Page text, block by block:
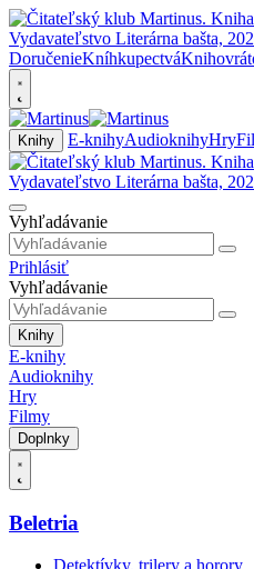
DoručenieKníhkupectvá
Knihy E-knihyAudioknihyHry
Vyhľadávanie
Prihlásiť
Vyhľadávanie
Knihy
E-knihy
Audioknihy
Hry
Filmy
Doplnky
Beletria